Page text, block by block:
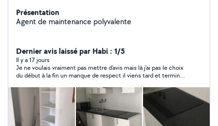
Présentation
Agent de maintenance polyvalente
Dernier avis laissé par Habi : 1/5
Il y a 17 jours
Je ne voulais vraiment pas mettre d’avis mais là j’ai pas le choix
du début à la fin un manque de respect il viens tard et termine
c’était moi je demander des modifications il ne gère pas du
tout les cuisines travail grossiers 4 meubles haut 4 meubles
bas qui ont durée 8JOURS tout les jours demain au final viens
vers les 18h il peut plus percer en sachant que je suis avec un
enfant de 4 ans sans cuisine a manger dehors pendant 8JOURS